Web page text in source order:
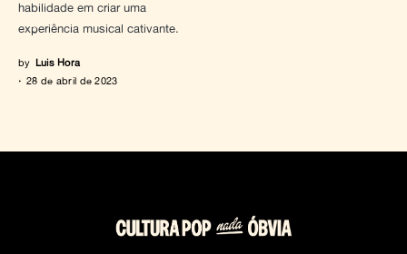
habilidade em criar uma
experiência musical cativante.
by Luis Hora
28 de abril de 2023